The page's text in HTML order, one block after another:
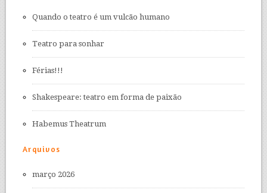
Quando o teatro é um vulcão humano
Teatro para sonhar
Férias!!!
Shakespeare: teatro em forma de paixão
Habemus Theatrum
Arquivos
março 2026